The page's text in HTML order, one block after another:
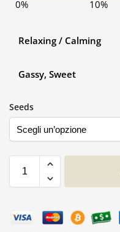
0% 10%
Relaxing / Calming
Gassy, Sweet
Seeds